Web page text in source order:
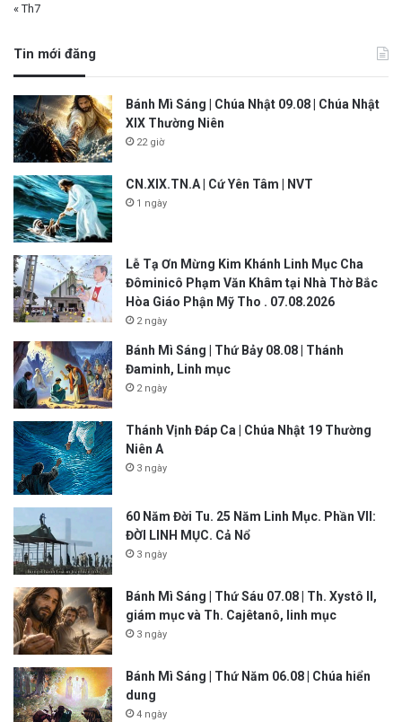
« Th7
Tin mới đăng
Bánh Mì Sáng | Chúa Nhật 09.08 | Chúa Nhật
XIX Thường Niên
22 giờ
CN.XIX.TN.A | Cứ Yên Tâm | NVT
1 ngày
Lễ Tạ Ơn Mừng Kim Khánh Linh Mục Cha
Đôminicô Phạm Văn Khâm tại Nhà Thờ Bắc
Hòa Giáo Phận Mỹ Tho . 07.08.2026
2 ngày
Bánh Mì Sáng | Thứ Bảy 08.08 | Thánh
Đaminh, Linh mục
2 ngày
Thánh Vịnh Đáp Ca | Chúa Nhật 19 Thường
Niên A
3 ngày
60 Năm Đời Tu. 25 Năm Linh Mục. Phần VII:
ĐỜI LINH MỤC. Cả Nổ
3 ngày
Bánh Mì Sáng | Thứ Sáu 07.08 | Th. Xystô II,
giám mục và Th. Cajêtanô, linh mục
3 ngày
Bánh Mì Sáng | Thứ Năm 06.08 | Chúa hiển
dung
4 ngày